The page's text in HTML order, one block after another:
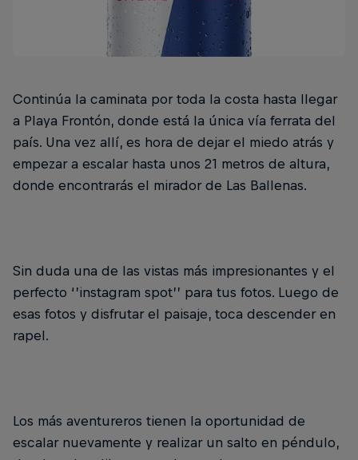
Continúa la caminata por toda la costa hasta llegar
a Playa Frontón, donde está la única vía ferrata del
país. Una vez allí, es hora de dejar el miedo atrás y
empezar a escalar hasta unos 21 metros de altura,
donde encontrarás el mirador de Las Ballenas.
Sin duda una de las vistas más impresionantes y el
perfecto ‘’instagram spot’’ para tus fotos. Luego de
esas fotos y disfrutar el paisaje, toca descender en
rapel.
Los más aventureros tienen la oportunidad de
escalar nuevamente y realizar un salto en péndulo,